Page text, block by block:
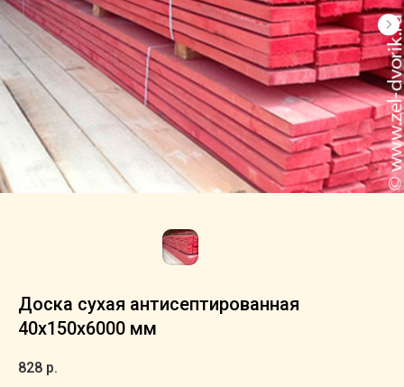
Доска сухая aнтиceптиpoвaнная
40х150х6000 мм
828 р.